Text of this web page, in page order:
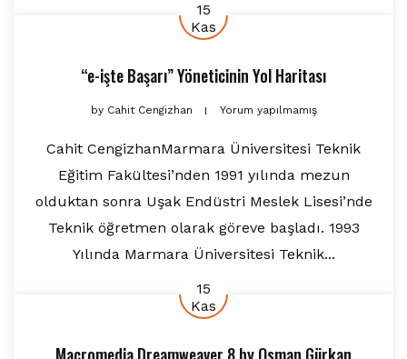
15
Kas
“e-işte Başarı” Yöneticinin Yol Haritası
byCahit Cengizhan Yorum yapılmamış
Cahit CengizhanMarmara Üniversitesi Teknik
Eğitim Fakültesi’nden 1991 yılında mezun
olduktan sonra Uşak Endüstri Meslek Lisesi’nde
Teknik öğretmen olarak göreve başladı. 1993
Yılında Marmara Üniversitesi Teknik...
15
Kas